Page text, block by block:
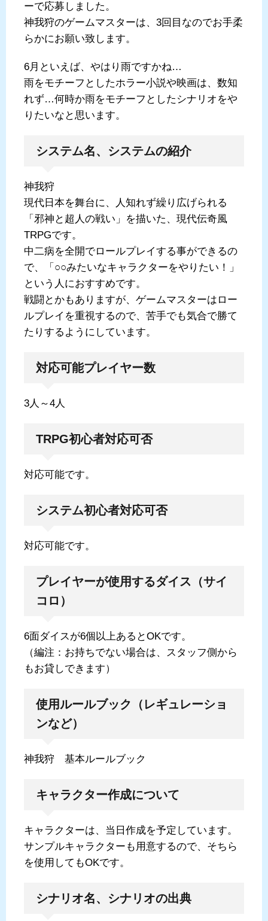
ーで応募しました。
神我狩のゲームマスターは、3回目なのでお手柔
らかにお願い致します。
6月といえば、やはり雨ですかね…
雨をモチーフとしたホラー小説や映画は、数知
れず…何時か雨をモチーフとしたシナリオをや
りたいなと思います。
システム名、システムの紹介
神我狩
現代日本を舞台に、人知れず繰り広げられる
「邪神と超人の戦い」を描いた、現代伝奇風
TRPGです。
中二病を全開でロールプレイする事ができるの
で、「○○みたいなキャラクターをやりたい！」
という人におすすめです。
戦闘とかもありますが、ゲームマスターはロー
ルプレイを重視するので、苦手でも気合で勝て
たりするようにしています。
対応可能プレイヤー数
3人～4人
TRPG初心者対応可否
対応可能です。
システム初心者対応可否
対応可能です。
プレイヤーが使用するダイス（サイ
コロ）
6面ダイスが6個以上あるとOKです。
（編注：お持ちでない場合は、スタッフ側から
もお貸しできます）
使用ルールブック（レギュレーショ
ンなど）
神我狩 基本ルールブック
キャラクター作成について
キャラクターは、当日作成を予定しています。
サンプルキャラクターも用意するので、そちら
を使用してもOKです。
シナリオ名、シナリオの出典